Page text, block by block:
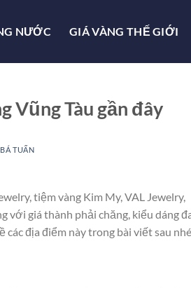
NƯỚC GIÁ VÀNG THẾ GIỚI
Vũng Tàu gần đây
TUẤN
tiệm vàng Kim My, VAL Jewelry,
với giá thành phải chăng, kiểu dáng
các địa điểm này trong bài viết sau